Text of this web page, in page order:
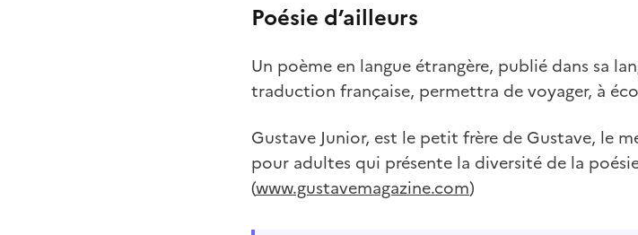
Poésie d’ailleurs
Un poème en langue étrangère, publié dans sa
traduction française, permettra de voyager, à
Gustave Junior, est le petit frère de Gustave, le
pour adultes qui présente la diversité de la
(www.gustavemagazine.com)